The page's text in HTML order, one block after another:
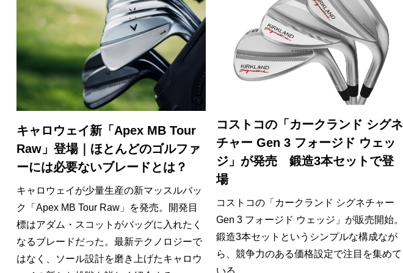
キャロウェイ新「Apex MB Tour
Raw」登場｜ほとんどのゴルファ
ーには必要ないブレードとは？
キャロウェイが少量生産の新マッスルバッ
ク「Apex MB Tour Raw」を発売。開発目
標はアダム・スコットがバッグに入れたく
なるブレードだった。最新テクノロジーで
はなく、ソール設計を磨き上げたキャロウ
コストコの「カークランド シグネ
チャー Gen 3 フォージド ウェッ
ジ」が発売 鍛造3本セットで登
場
コストコの「カークランド シグネチャー
Gen 3 フォージド ウェッジ」が販売開始。
鍛造3本セットというシンプルな構成なが
ら、競争力のある価格設定で注目を集めて
いる。